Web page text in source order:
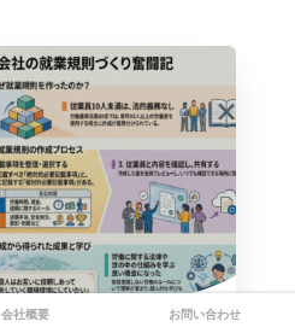
会社概要 お問い合わせ